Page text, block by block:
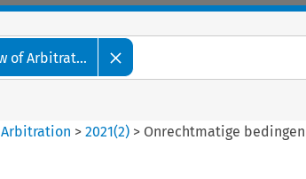
of Arbitrat...
>2021(2) > Onrechtmatige